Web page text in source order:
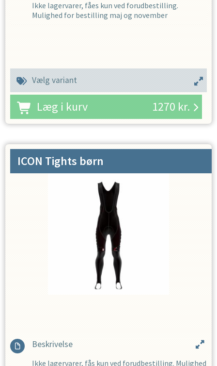
Ikke lagervarer, fåes kun ved forudbestilling.
Mulighed for bestilling maj og november
Læg i kurv 1270 kr.
Vælg variant
ICON Tights børn
Beskrivelse
Ikke lagervarer, fås kun ved forudbestilling. Mulighed